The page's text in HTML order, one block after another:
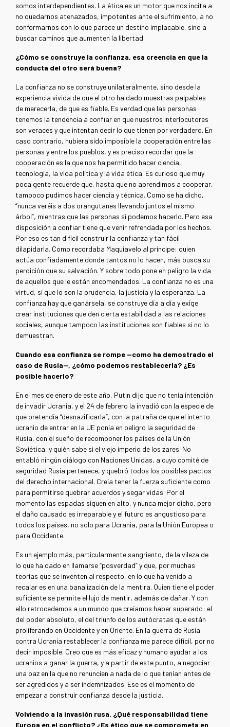
somos interdependientes. La ética es un motor que nos incita a
no quedarnos atenazados, impotentes ante el sufrimiento, a no
conformarnos con lo que parece un destino implacable, sino a
buscar caminos que aumenten la libertad.
¿Cómo se construye la confianza, esa creencia en que la
conducta del otro será buena?
La confianza no se construye unilateralmente, sino desde la
experiencia vivida de que el otro ha dado muestras palpables
de merecerla, de que es fiable. Es verdad que las personas
tenemos la tendencia a confiar en que nuestros interlocutores
son veraces y que intentan decir lo que tienen por verdadero. En
caso contrario, hubiera sido imposible la cooperación entre las
personas y entre los pueblos, y es preciso recordar que la
cooperación es la que nos ha permitido hacer ciencia,
tecnología, la vida política y la vida ética. Es curioso que muy
poca gente recuerde que, hasta que no aprendimos a cooperar,
tampoco pudimos hacer ciencia y técnica. Como se ha dicho,
“nunca veréis a dos orangutanes llevando juntos el mismo
árbol”, mientras que las personas sí podemos hacerlo. Pero esa
disposición a confiar tiene que venir refrendada por los hechos.
Por eso es tan difícil construir la confianza y tan fácil
dilapidarla. Como recordaba Maquiavelo al príncipe: quien
actúa confiadamente donde tantos no lo hacen, más busca su
perdición que su salvación. Y sobre todo pone en peligro la vida
de aquellos que le están encomendados. La confianza no es una
virtud, sí que lo son la prudencia, la justicia y la esperanza. La
confianza hay que ganársela, se construye día a día y exige
crear instituciones que den cierta estabilidad a las relaciones
sociales, aunque tampoco las instituciones son fiables si no lo
demuestran.
Cuando esa confianza se rompe —como ha demostrado el
caso de Rusia—, ¿cómo podemos restablecerla? ¿Es
posible hacerlo?
En el mes de enero de este año, Putin dijo que no tenía intención
de invadir Ucrania, y el 24 de febrero la invadió con la especie de
que pretendía “desnazificarla”, con la patraña de que el intento
ucranio de entrar en la UE ponía en peligro la seguridad de
Rusia, con el sueño de recomponer los países de la Unión
Soviética, y quién sabe si el viejo imperio de los zares. No
entabló ningún diálogo con Naciones Unidas, a cuyo comité de
seguridad Rusia pertenece, y quebró todos los posibles pactos
del derecho internacional. Creía tener la fuerza suficiente como
para permitirse quebrar acuerdos y segar vidas. Por el
momento las espadas siguen en alto, y nunca mejor dicho, pero
el daño causado es irreparable y el futuro es angustioso para
todos los países, no solo para Ucrania, para la Unión Europea o
para Occidente.
Es un ejemplo más, particularmente sangriento, de la vileza de
lo que ha dado en llamarse “posverdad” y que, por muchas
teorías que se inventen al respecto, en lo que ha venido a
recalar es en una banalización de la mentira. Quien tiene el poder
suficiente se permite el lujo de mentir, además de dañar. Y con
ello retrocedemos a un mundo que creíamos haber superado: el
del poder absoluto, el del triunfo de los autócratas que están
proliferando en Occidente y en Oriente. En la guerra de Rusia
contra Ucrania restablecer la confianza me parece difícil, por no
decir imposible. Creo que es más eficaz y humano ayudar a los
ucranios a ganar la guerra, y a partir de este punto, a negociar
una paz en la que no renuncien a nada de lo que tenían antes de
ser agredidos y a ser indemnizados. Ese es el momento de
empezar a construir confianza desde la justicia.
Volviendo a la invasión rusa. ¿Qué responsabilidad tiene
Europa en el conflicto? ¿Es ético que se comprometa en